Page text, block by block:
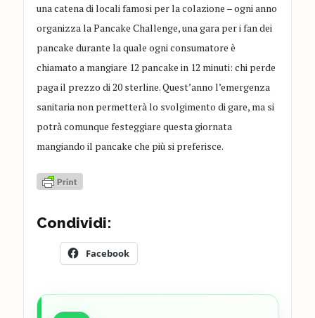
una catena di locali famosi per la colazione – ogni anno
organizza la Pancake Challenge, una gara per i fan dei
pancake durante la quale ogni consumatore è
chiamato a mangiare 12 pancake in 12 minuti: chi perde
paga il prezzo di 20 sterline. Quest’anno l’emergenza
sanitaria non permetterà lo svolgimento di gare, ma si
potrà comunque festeggiare questa giornata
mangiando il pancake che più si preferisce.
Condividi:
Facebook